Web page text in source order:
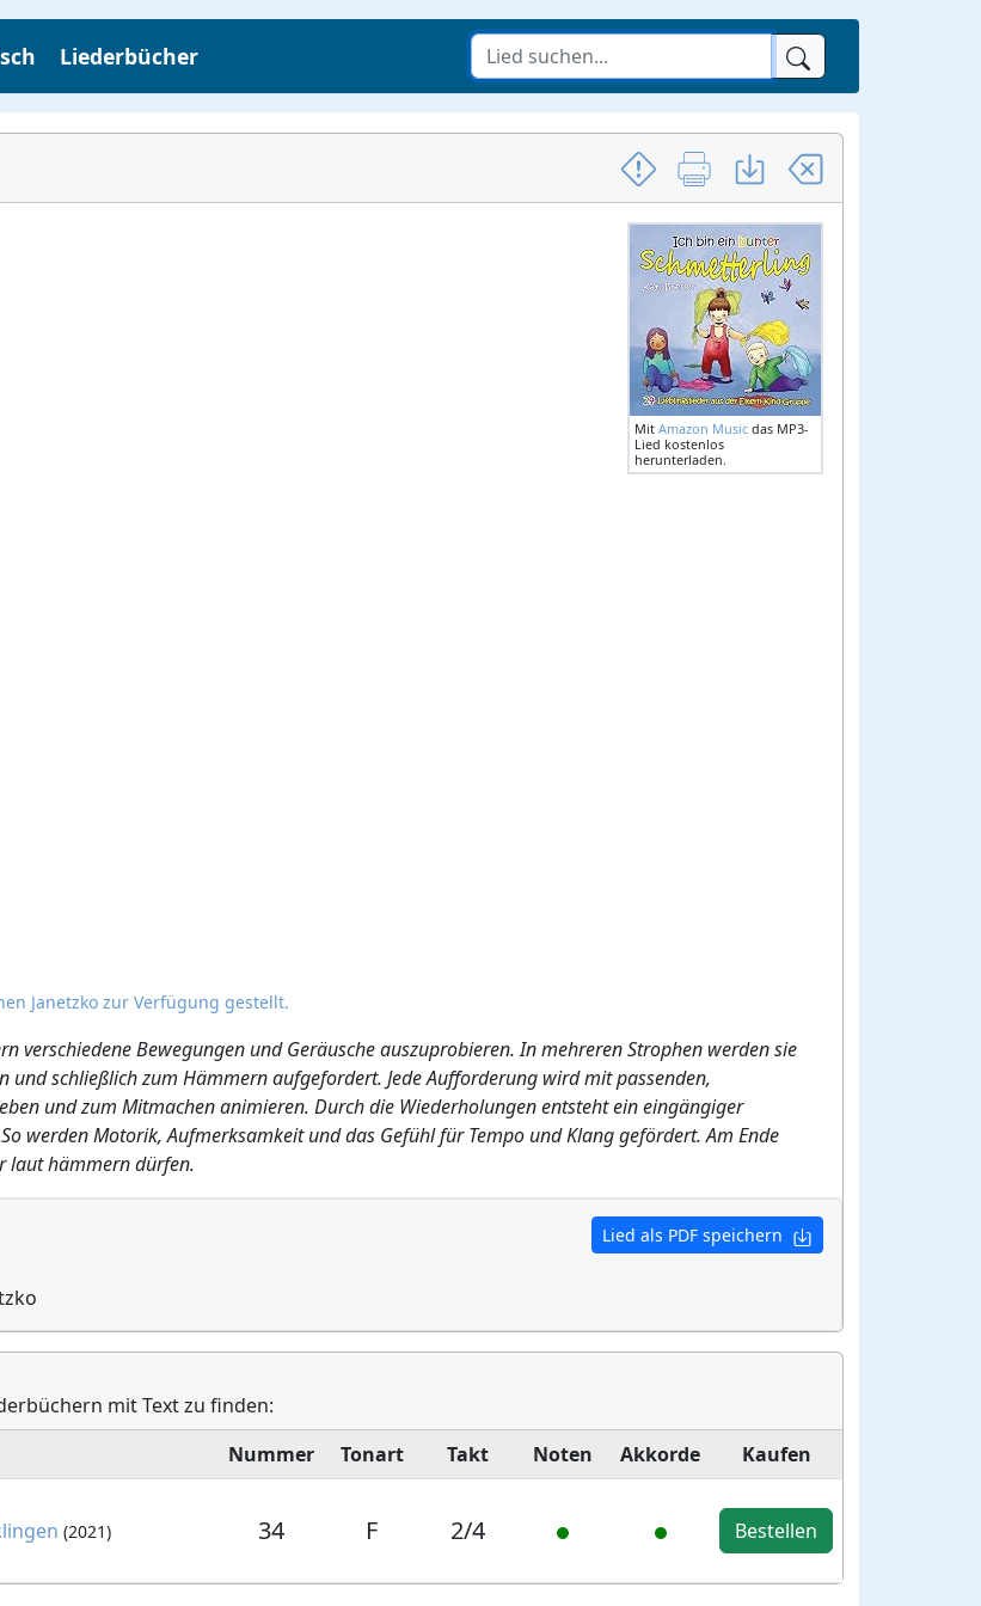
Liederbücher
Mit Amazon Music das MP3-
Lied kostenlos
herunterladen.
Janetzko zur Verfügung gestellt.
verschiedene Bewegungen und Geräusche auszuprobieren. In mehreren Strophen werden sie
und schließlich zum Hämmern aufgefordert. Jede Aufforderung wird mit passenden,
und zum Mitmachen animieren. Durch die Wiederholungen entsteht ein eingängiger
werden Motorik, Aufmerksamkeit und das Gefühl für Tempo und Klang gefördert. Am Ende
laut hämmern dürfen.
Lied als PDF speichern
mit Text zu finden:
Nummer Tonart Takt Noten Akkorde Kaufen
(2021) 34 F 2/4 Bestellen